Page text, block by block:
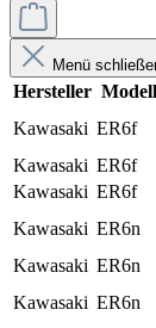
Menü
Hersteller Modell
Kawasaki ER6f
Kawasaki ER6f
Kawasaki ER6f
Kawasaki ER6n
Kawasaki ER6n
Kawasaki ER6n